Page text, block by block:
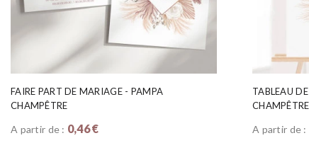
FAIRE PART DE MARIAGE - PAMPA
CHAMPÊTRE
A partir de : 0,46 €
TABLEAU
A partir de :